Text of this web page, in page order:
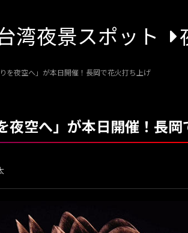
湾夜景スポット
を夜空へ」が本日開催！長岡で花火打ち上げ
夜空へ」が本日開催！長